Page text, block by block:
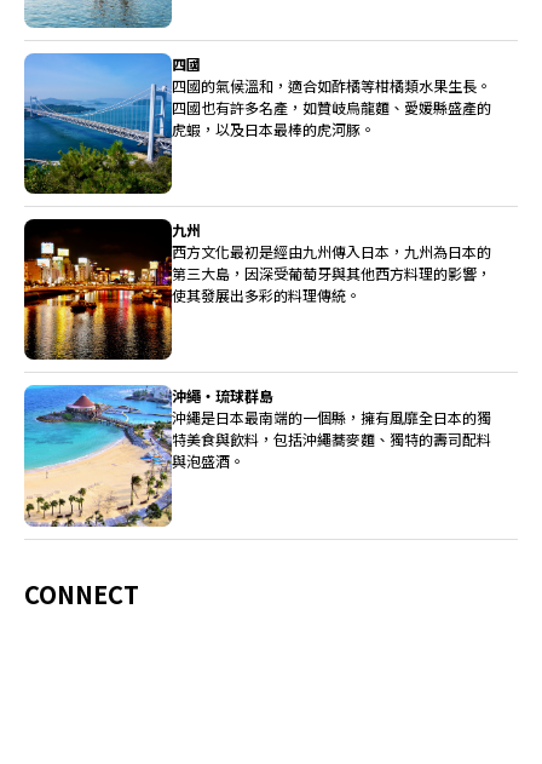
四國
四國的氣候溫和，適合如酢橘等柑橘類水果生長。
四國也有許多名產，如贊岐烏龍麵、愛媛縣盛產的
虎蝦，以及日本最棒的虎河豚。
九州
西方文化最初是經由九州傳入日本，九州為日本的
第三大島，因深受葡萄牙與其他西方料理的影響，
使其發展出多彩的料理傳統。
沖繩・琉球群島
沖繩是日本最南端的一個縣，擁有風靡全日本的獨
特美食與飲料，包括沖繩蕎麥麵、獨特的壽司配料
與泡盛酒。
CONNECT